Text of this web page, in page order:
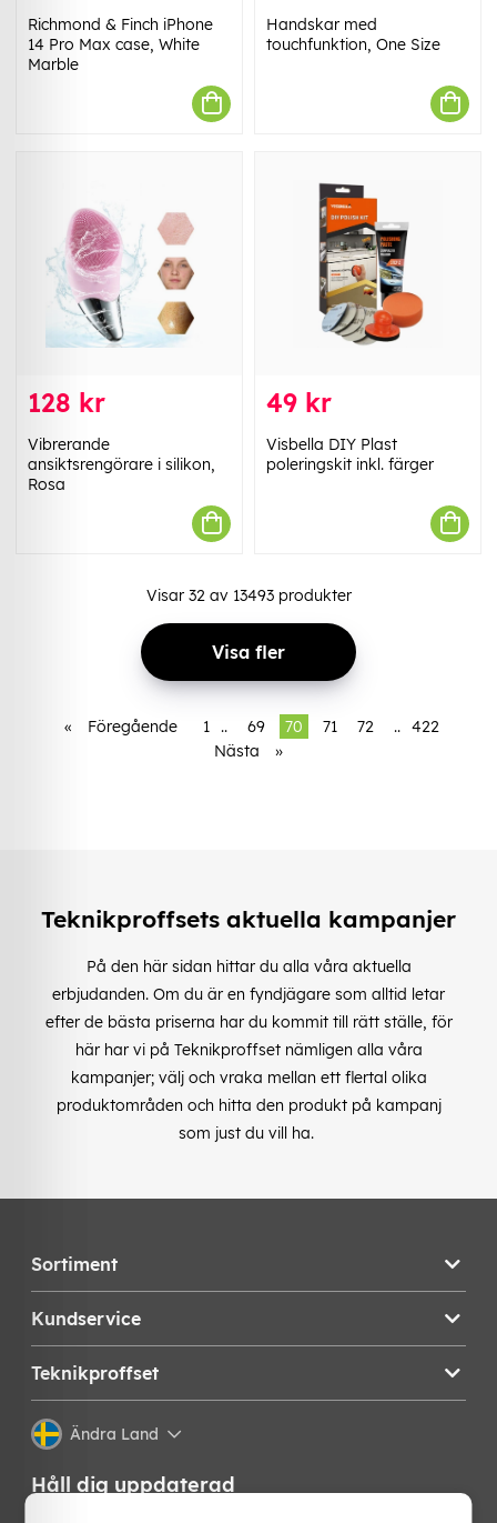
Richmond & Finch iPhone
14 Pro Max case, White
Marble
Handskar med
touchfunktion, One Size
128 kr
Vibrerande
ansiktsrengörare i silikon,
Rosa
49 kr
Visbella DIY Plast
poleringskit inkl. färger
Visar 32av 13493produkter
Visa fler
« Föregående 1 .. 69 70 71 72 .. 422
Nästa
»
Teknikproffsets aktuella kampanjer
På den här sidan hittar du alla våra aktuella
erbjudanden. Om du är en fyndjägare som alltid letar
efter de bästa priserna har du kommit till rätt ställe, för
här har vi på Teknikproffset nämligen alla våra
kampanjer; välj och vraka mellan ett flertal olika
produktområden och hitta den produkt på kampanj
som just du vill ha.
Sortiment
Kundservice
Teknikproffset
Ändra Land
Håll dig uppdaterad